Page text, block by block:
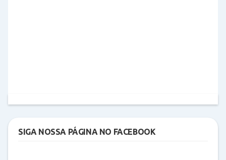
SIGA NOSSA PÁGINA NO FACEBOOK